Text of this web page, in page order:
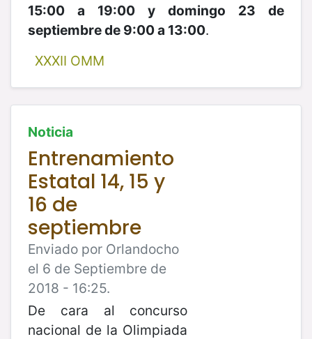
15:00 a 19:00 y domingo 23 de
septiembre de 9:00 a 13:00.
XXXII OMM
Noticia
Entrenamiento
Estatal 14, 15 y
16 de
septiembre
Enviado por Orlandocho
el 6 de Septiembre de
2018 - 16:25.
De cara al concurso
nacional de la Olimpiada